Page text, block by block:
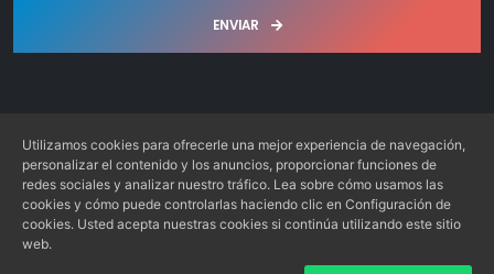
ENVIAR
Librería Bosch S.L. © 2022. Todos los derechos reservados
Desarrollo: Web4x4.es
Utilizamos cookies para ofrecerle una mejor experiencia de navegación,
personalizar el contenido y los anuncios, proporcionar funciones de
redes sociales y analizar nuestro tráfico. Lea sobre cómo usamos las
cookies y cómo puede controlarlas haciendo clic en Configuración de
cookies. Usted acepta nuestras cookies si continúa utilizando este sitio
web.